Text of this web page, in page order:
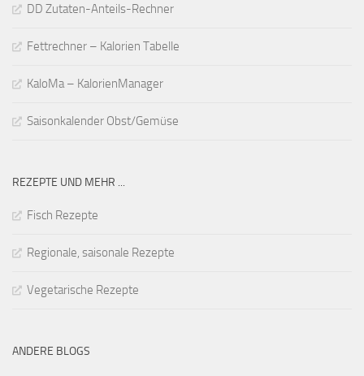
DD Zutaten-Anteils-Rechner
Fettrechner – Kalorien Tabelle
KaloMa – KalorienManager
Saisonkalender Obst/Gemüse
REZEPTE UND MEHR ...
Fisch Rezepte
Regionale, saisonale Rezepte
Vegetarische Rezepte
ANDERE BLOGS